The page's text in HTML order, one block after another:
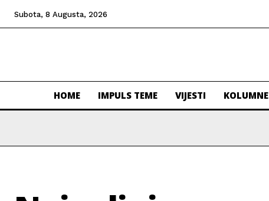
Subota, 8 Augusta, 2026
HOME IMPULS TEME VIJESTI KOLUMNE